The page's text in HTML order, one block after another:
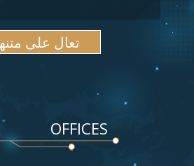
تعال على
OFFICES